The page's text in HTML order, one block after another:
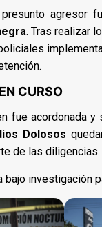
agresor
. Tras realizar
CURSO
fue acordonada
Dolosos
de las diligencias.
bajo investigación